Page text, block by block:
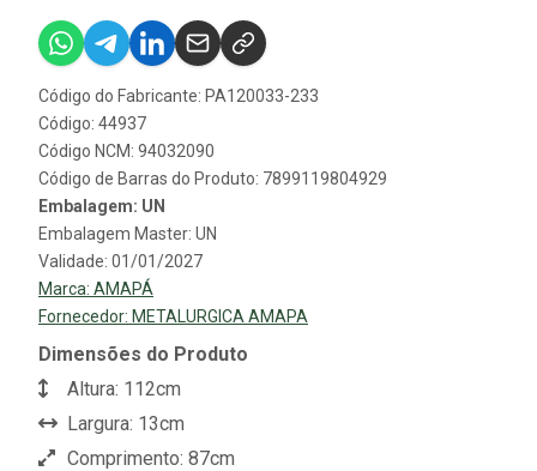
Código do Fabricante: PA120033-233
Código: 44937
Código NCM: 94032090
Código de Barras do Produto: 7899119804929
Embalagem: UN
Embalagem Master: UN
Validade: 01/01/2027
Marca: AMAPÁ
Fornecedor: METALURGICA AMAPA
Dimensões do Produto
Altura: 112cm
Largura: 13cm
Comprimento: 87cm